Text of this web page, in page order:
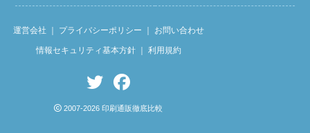
運営会社 プライバシーポリシー お問い合わせ
情報セキュリティ基本方針｜ 利用規約
2007-2026 印刷通販徹底比較